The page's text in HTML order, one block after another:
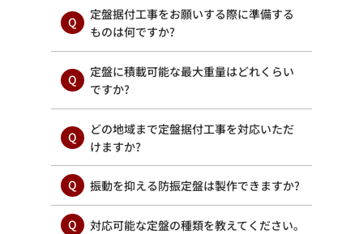
定盤据付工事をお願いする際に準備する
ものは何ですか?
定盤に積載可能な最大重量はどれくらい
ですか?
どの地域まで定盤据付工事を対応いただ
けますか?
振動を抑える防振定盤は製作できますか?
対応可能な定盤の種類を教えてください。